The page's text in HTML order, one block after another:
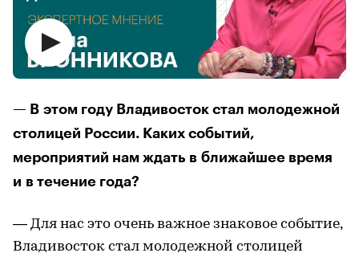
— В этом году Владивосток стал молодежной
столицей России. Каких событий,
мероприятий нам ждать в ближайшее время
и в течение года?
— Для нас это очень важное знаковое событие,
Владивосток стал молодежной столицей